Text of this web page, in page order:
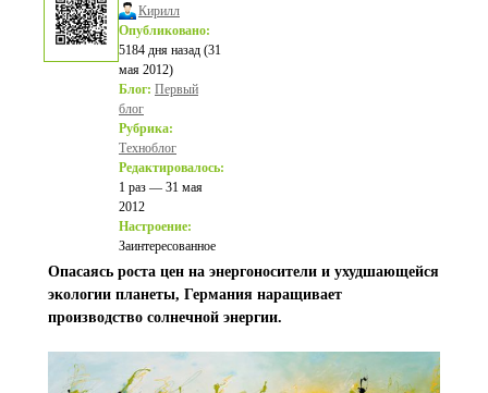
Кирилл
Опубликовано:
5184 дня назад (31
мая 2012)
Блог: Первый
блог
Рубрика:
Техноблог
Редактировалось:
1 раз — 31 мая
2012
Настроение:
Заинтересованное
Опасаясь роста цен на энергоносители и ухудшающейся
экологии планеты, Германия наращивает
производство солнечной энергии.